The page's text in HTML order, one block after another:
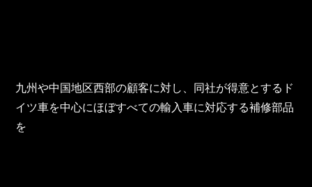
TOHO Group News
九州や中国地区西部の顧客に対し、同社が得意とするド
イツ車を中心にほぼすべての輸入車に対応する補修部品
を